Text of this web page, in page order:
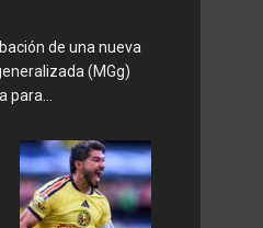
de una nueva
(MGg)